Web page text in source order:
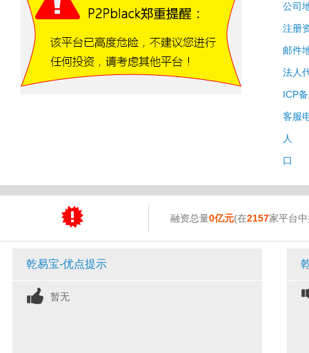
公司
注册
邮件
法人
ICP
客服
人
口
融资总量0亿元(在2157家平台
乾易宝-优点提示
暂无